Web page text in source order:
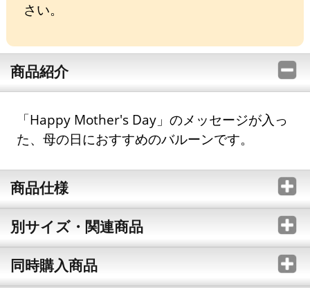
さい。
商品紹介
「Happy Mother's Day」のメッセージが入っ
た、母の日におすすめのバルーンです。
商品仕様
別サイズ・関連商品
同時購入商品